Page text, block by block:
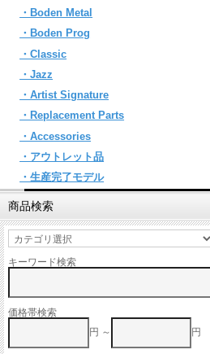
・Boden Metal
・Boden Prog
・Classic
・Jazz
・Artist Signature
・Replacement Parts
・Accessories
・アウトレット品
・生産完了モデル
商品検索
キーワード検索
価格帯検索
円 ～
円